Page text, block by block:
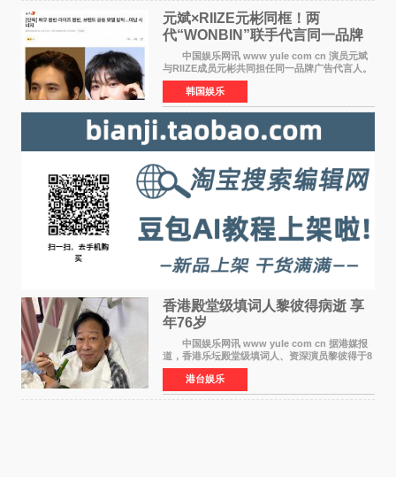
元斌×RIIZE元彬同框！两
代“WONBIN”联手代言同一品牌
颜值天花板合体
中国娱乐网讯 www yule com cn 演员元斌
与RIIZE成员元彬共同担任同一品牌广告代言人。
6日据独家报道，继演员元斌之后，RIIZE元彬最
近也被选为某在线中介平台A公司的共同广告代言
人，两人将作
韩国娱乐
香港殿堂级填词人黎彼得病逝 享
年76岁​
中国娱乐网讯 www yule com cn 据港媒报
道，香港乐坛殿堂级填词人、资深演员黎彼得于8
月5日上午因病离世，终年76岁。好友钟志光透
露，黎彼得今年3月中风后便卧床休养，身体机能
持续衰退，最
港台娱乐